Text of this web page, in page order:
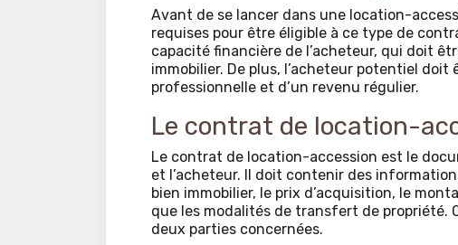
Avant de se lancer dans une location-
requises pour être éligible à ce type de
capacité financière de l’acheteur, qui doit
immobilier. De plus, l’acheteur potentiel
professionnelle et d’un revenu régulier.
Le contrat de location-
Le contrat de location-accession est le
et l’acheteur. Il doit contenir des
bien immobilier, le prix d’acquisition, le
que les modalités de transfert de propriété.
deux parties concernées.